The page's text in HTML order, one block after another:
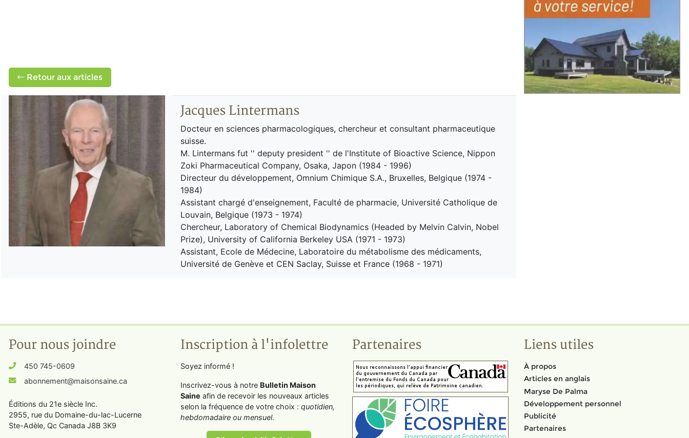
Retour aux articles
Jacques Lintermans
Docteur en sciences pharmacologiques, chercheur et consultant pharmaceutique
suisse.
M. Lintermans fut '' deputy president '' de l'Institute of Bioactive Science, Nippon
Zoki Pharmaceutical Company, Osaka, Japon (1984 - 1996)
Directeur du développement, Omnium Chimique S.A., Bruxelles, Belgique (1974 -
1984)
Assistant chargé d'enseignement, Faculté de pharmacie, Université Catholique de
Louvain, Belgique (1973 - 1974)
Chercheur, Laboratory of Chemical Biodynamics (Headed by Melvin Calvin, Nobel
Prize), University of California Berkeley USA (1971 - 1973)
Assistant, Ecole de Médecine, Laboratoire du métabolisme des médicaments,
Université de Genève et CEN Saclay, Suisse et France (1968 - 1971)
Pour nous joindre
450 745-0609
abonnement@maisonsaine.ca
Éditions du 21e siècle Inc.
2955, rue du Domaine-du-lac-Lucerne
Ste-Adèle, Qc Canada J8B 3K9
Inscription à l'infolettre
Soyez informé !
Inscrivez-vous à notre Bulletin Maison
Saine afin de recevoir les nouveaux articles
selon la fréquence de votre choix : quotidien,
hebdomadaire ou mensuel.
Partenaires Liens utiles
À propos
Articles en anglais
Maryse De Palma
Développement personnel
Publicité
Partenaires